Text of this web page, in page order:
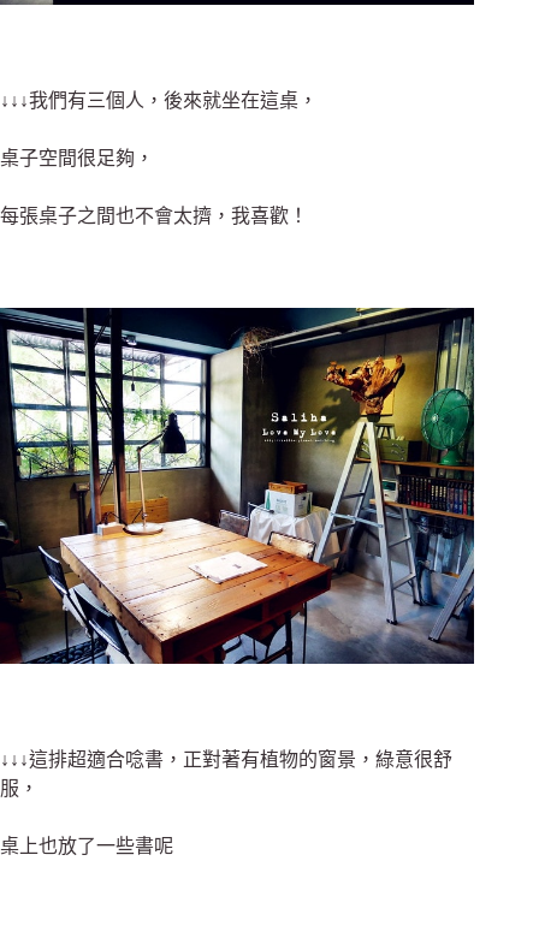
↓↓↓我們有三個人，後來就坐在這桌，
桌子空間很足夠，
每張桌子之間也不會太擠，我喜歡！
↓↓↓這排超適合唸書，正對著有植物的窗景，綠意很舒
服，
桌上也放了一些書呢